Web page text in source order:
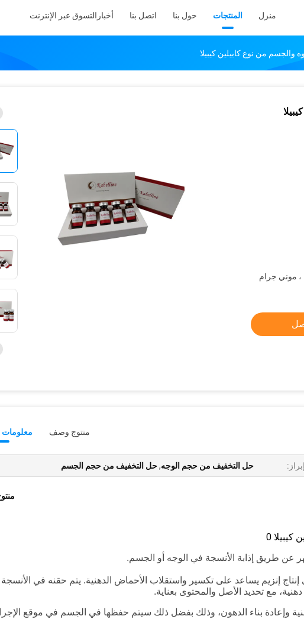
منزل المنتجات حول بنا اتصل بنا أخبار التسوق عبر الإنترنت
والجسم من نوع كابيلين كيبيلا
، موني جرام
معلومات منتوج وصف
إبراز: حل التخفيف من حجم الوجه,حل التخفيف من حجم الجسم
طريق إذابة الأنسجة في الوجه أو الجسم.
إنزيم يساعد على تكسير واستقلاب الأحماض الدهنية. يتم حقنه في الأنسجة
مع تحديد الأصل والمحتوى بعناية.
وإعادة بناء الدهون، وذلك بفضل ذلك سيتم حفظها في الجسم في موقع